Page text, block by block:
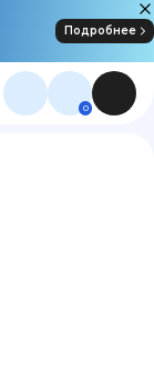
Подробнее
0